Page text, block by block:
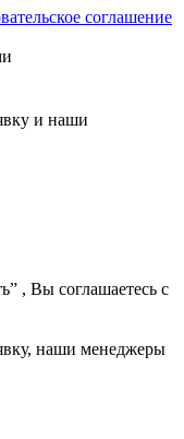
соглашение
и наши
, Вы соглашаетесь с
наши менеджеры